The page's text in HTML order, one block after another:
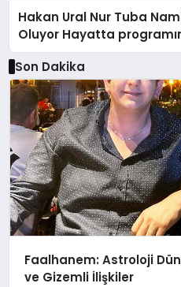
Hakan Ural Nur Tuba
Oluyor Hayatta
Son Dakika
Faalhanem: Astroloji
ve Gizemli İlişkiler